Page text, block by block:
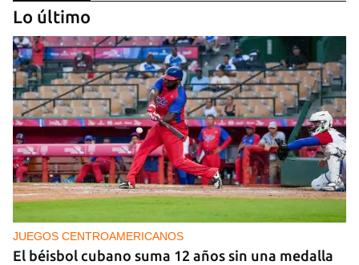
PODCAST
Cafecito informativo del viernes 7 de agosto de
2026
Lo último
JUEGOS CENTROAMERICANOS
El béisbol cubano suma 12 años sin una medalla